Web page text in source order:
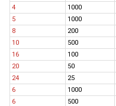
4
1000
5
1000
8
200
10
500
16
100
20
50
24
25
6
1000
6
500